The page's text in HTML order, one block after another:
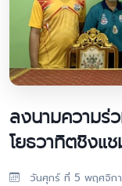
ลงนามความร่
โยธวาทิตชิงแ
วันศุกร์ ที่ 5 พฤศจิก